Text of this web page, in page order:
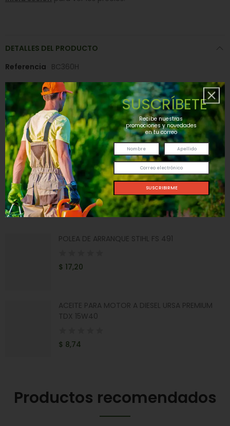
DETALLES DEL PRODUCTO
Referencia BC360H
RESEÑAS(0)
Te pueden interesar
TUBO LLANTA 4.10/3.50-4
$ 18,39
POLEA DE ARRANQUE STIHL FS 491
$ 17,20
ACEITE PARA MOTOR A DIESEL URSA PREMIUM
TDX 15W40
$ 8,74
Productos recomendados
SUSCRÍBETE
Recibe nuestras
promociones y novedades
en tu correo